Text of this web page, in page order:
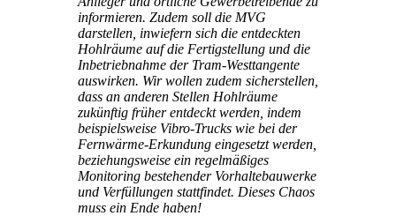
informieren. Zudem soll die MVG
darstellen, inwiefern sich die entdeckten
Hohlräume auf die Fertigstellung und die
Inbetriebnahme der Tram-Westtangente
auswirken. Wir wollen zudem sicherstellen,
dass an anderen Stellen Hohlräume
zukünftig früher entdeckt werden, indem
beispielsweise Vibro-Trucks wie bei der
Fernwärme-Erkundung eingesetzt werden,
beziehungsweise ein regelmäßiges
Monitoring bestehender Vorhaltebauwerke
und Verfüllungen stattfindet. Dieses Chaos
muss ein Ende haben!